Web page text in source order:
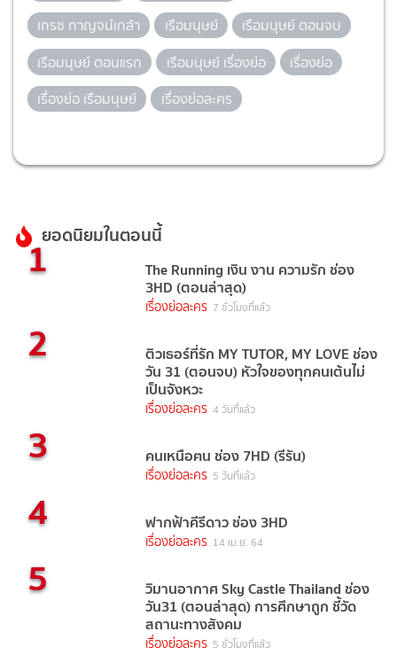
เกรซ กาญจน์เกล้า
เรือมนุษย์
เรือมนุษย์ ตอนจบ
เรือมนุษย์ ตอนแรก
เรือมนุษย์ เรื่องย่อ
เรื่องย่อ
เรื่องย่อ เรือมนุษย์
เรื่องย่อละคร
ยอดนิยมในตอนนี้
1 The Running เงิน งาน ความรัก ช่อง
3HD (ตอนล่าสุด)
เรื่องย่อละคร 7 ชั่วโมงที่แล้ว
2 ติวเธอร์ที่รัก MY TUTOR, MY LOVE ช่อง
วัน 31 (ตอนจบ) หัวใจของทุกคนเต้นไม่
เป็นจังหวะ
เรื่องย่อละคร 4 วันที่แล้ว
3 คนเหนือฅน ช่อง 7HD (รีรัน)
เรื่องย่อละคร 5 วันที่แล้ว
4 ฟากฟ้าคีรีดาว ช่อง 3HD
เรื่องย่อละคร 14 เม.ย. 64
5 วิมานอากาศ Sky Castle Thailand ช่อง
วัน31 (ตอนล่าสุด) การศึกษาถูก ชี้วัด
สถานะทางสังคม
เรื่องย่อละคร 5 ชั่วโมงที่แล้ว